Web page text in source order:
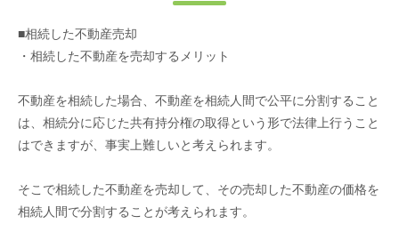
■相続した不動産売却
・相続した不動産を売却するメリット
不動産を相続した場合、不動産を相続人間で公平に分割すること
は、相続分に応じた共有持分権の取得という形で法律上行うこと
はできますが、事実上難しいと考えられます。
そこで相続した不動産を売却して、その売却した不動産の価格を
相続人間で分割することが考えられます。